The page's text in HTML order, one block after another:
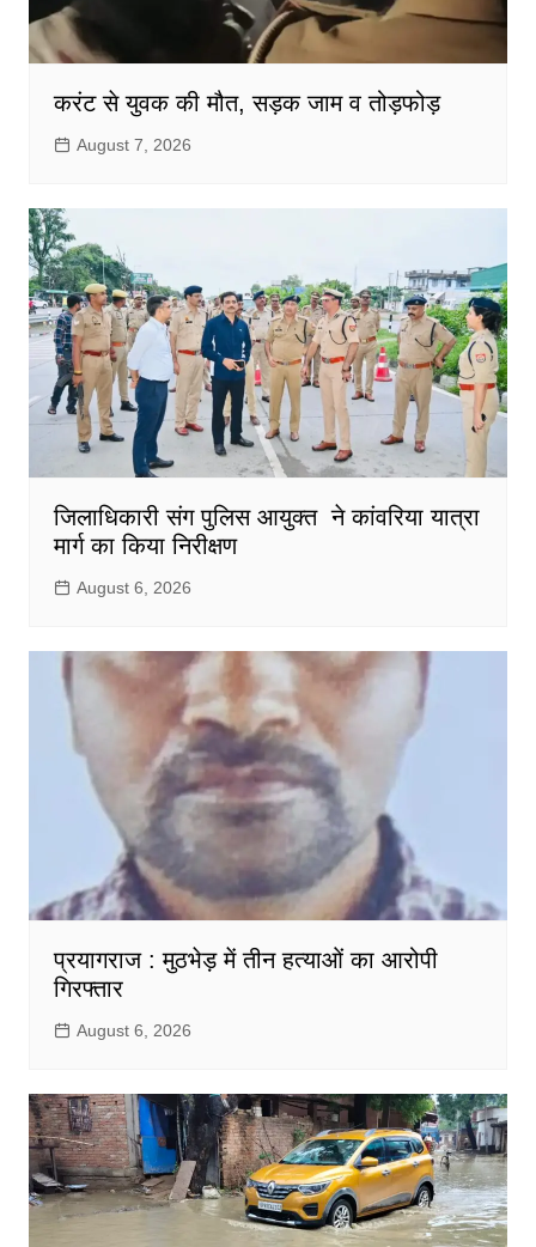
करंट से युवक की मौत, सड़क जाम व तोड़फोड़
August 7, 2026
जिलाधिकारी संग पुलिस आयुक्त ने कांवरिया यात्रा
मार्ग का किया निरीक्षण
August 6, 2026
प्रयागराज : मुठभेड़ में तीन हत्याओं का आरोपी
गिरफ्तार
August 6, 2026